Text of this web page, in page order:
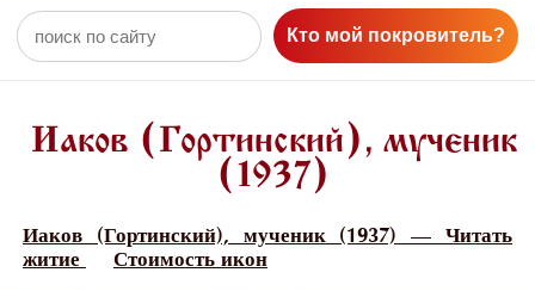
Кто мой покровитель?
Иаков (Гортинский), мученик
(1937)
Иаков (Гортинский), мученик (1937) — Читать
житие
Стоимость икон